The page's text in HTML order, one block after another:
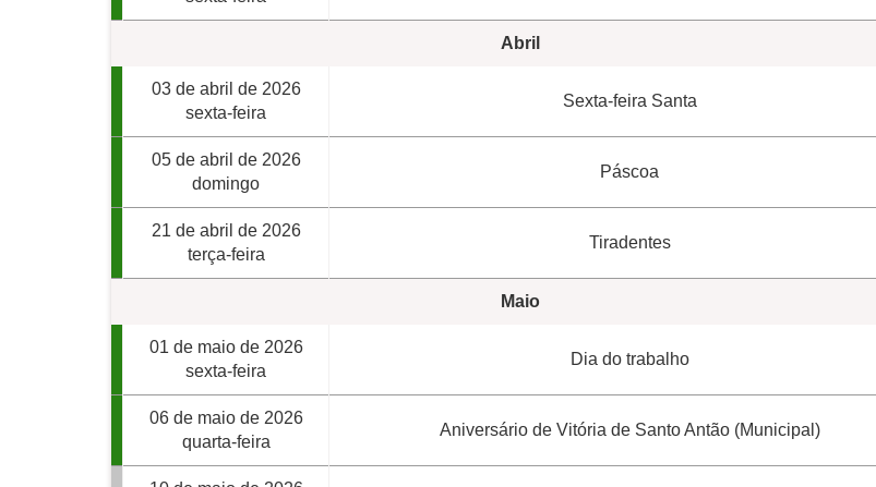
Abril
03 de abril de 2026
sexta-feira
Sexta-feira Santa
05 de abril de 2026
domingo
Páscoa
21 de abril de 2026
terça-feira
Tiradentes
Maio
01 de maio de 2026
sexta-feira
Dia do trabalho
06 de maio de 2026
quarta-feira
Aniversário de Vitória de Santo Antão (Municipal)